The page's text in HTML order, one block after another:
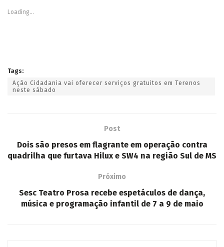
Loading...
Tags:
Ação Cidadania vai oferecer serviços gratuitos em Terenos
neste sábado
Post
Dois são presos em flagrante em operação contra
quadrilha que furtava Hilux e SW4 na região Sul de MS
Próximo
Sesc Teatro Prosa recebe espetáculos de dança,
música e programação infantil de 7 a 9 de maio